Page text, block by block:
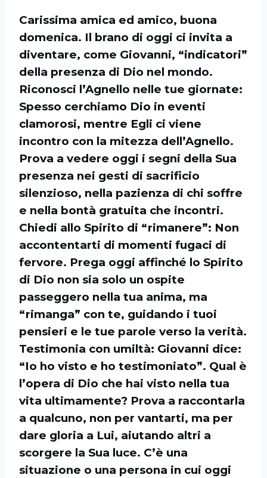
Carissima amica ed amico, buona
domenica. Il brano di oggi ci invita a
diventare, come Giovanni, “indicatori”
della presenza di Dio nel mondo.
Riconosci l’Agnello nelle tue giornate:
Spesso cerchiamo Dio in eventi
clamorosi, mentre Egli ci viene
incontro con la mitezza dell’Agnello.
Prova a vedere oggi i segni della Sua
presenza nei gesti di sacrificio
silenzioso, nella pazienza di chi soffre
e nella bontà gratuita che incontri.
Chiedi allo Spirito di “rimanere”: Non
accontentarti di momenti fugaci di
fervore. Prega oggi affinché lo Spirito
di Dio non sia solo un ospite
passeggero nella tua anima, ma
“rimanga” con te, guidando i tuoi
pensieri e le tue parole verso la verità.
Testimonia con umiltà: Giovanni dice:
“Io ho visto e ho testimoniato”. Qual è
l’opera di Dio che hai visto nella tua
vita ultimamente? Prova a raccontarla
a qualcuno, non per vantarti, ma per
dare gloria a Lui, aiutando altri a
scorgere la Sua luce. C’è una
situazione o una persona in cui oggi